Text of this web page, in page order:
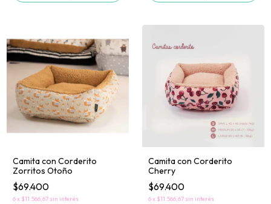
Camita con Corderito
Zorritos Otoño
$69.400
6x $11.566,67 sin interés
Camita con Corderito
Cherry
$69.400
6x $11.566,67 sin interés